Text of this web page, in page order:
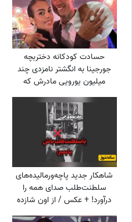
حسادت کودکانه دختربچه
جورجینا به انگشتر نامزدی چند
میلیون یورویی مادرش که
رونالدو به او هدیه داده بود!
شاهکار جدید پاچه‌ورمالیده‌های
سلطنت‌طلب صدای همه را
درآورد! + عکس / از اون شازده
همچین طرفداری بعید نیست!